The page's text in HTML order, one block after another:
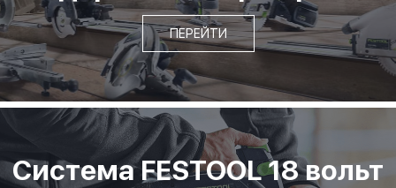
ПЕРЕЙТИ
Система FESTOOL 18 вольт